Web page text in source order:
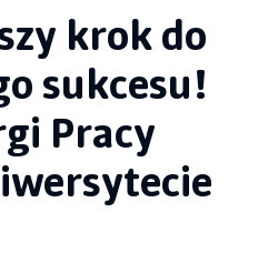
krok do
sukcesu!
Pracy